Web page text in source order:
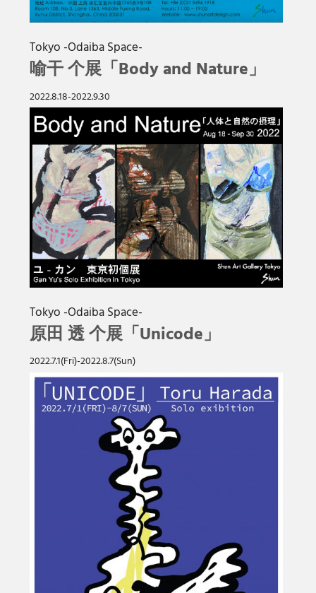
Tokyo -Odaiba Space-
喻干 个展「Body and Nature」
2022.8.18-2022.9.30
Tokyo -Odaiba Space-
原田 透 个展「Unicode」
2022.7.1(Fri)-2022.8.7(Sun)